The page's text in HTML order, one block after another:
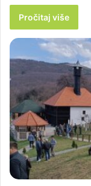
Pročitaj više